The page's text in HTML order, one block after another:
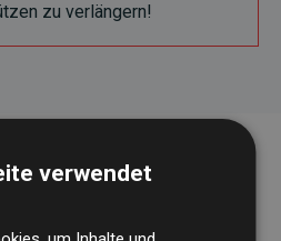
zu verlängern!
verwendet